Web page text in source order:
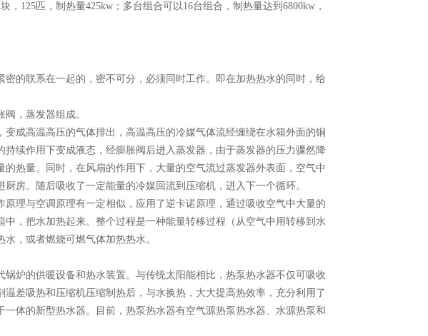
，125匹，制热量425kw；多台组合可以16台组合，制热量达到6800kw，
的联系在一起的，密不可分，必须同时工作。即在加热热水的同时，给
，蒸发器组成。
成高温高压的气体排出，高温高压的冷媒气体流经缠绕在水箱外面的铜
续作用下变成液态，经膨胀阀后进入蒸发器，由于蒸发器的压力骤然降
热量。同时，在风扇的作用下，大量的空气流过蒸发器外表面，空气中
房。随后吸收了一定能量的冷媒回流到压缩机，进入下一个循环。
理与空调原理有一定相似，应用了逆卡诺原理，通过吸收空气中大量的
，把水加热起来。整个过程是一种能量转移过程（从空气中用转移到水
，或者燃烧可燃气体加热热水。
炉的供暖设备和热水装置。与传统太阳能相比，热泵热水器不仅可吸收
差吸热和压缩机压缩制热后，与水换热，大大提高热效率，充分利用了
一体的新型热水器。目前，热泵热水器有空气源热泵热水器、水源热泵和